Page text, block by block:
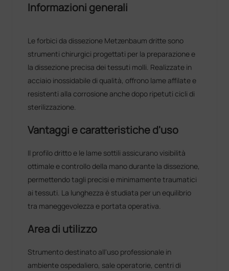
Informazioni generali
Le forbici da dissezione Metzenbaum dritte sono
strumenti chirurgici progettati per la preparazione e
la dissezione precisa dei tessuti molli. Realizzate in
acciaio inossidabile di qualità, offrono lame affilate e
resistenti alla corrosione anche dopo ripetuti cicli di
sterilizzazione.
Vantaggi e caratteristiche d'uso
Il profilo dritto e le lame sottili assicurano visibilità
ottimale e controllo della mano durante la dissezione,
permettendo tagli precisi e minimamente traumatici
ai tessuti. La lunghezza è studiata per un equilibrio
tra maneggevolezza e portata operativa.
Area di utilizzo
Strumento destinato all'uso professionale in
ambiente ospedaliero, sale operatorie, centri di